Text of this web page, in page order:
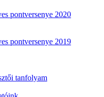
pontversenye 2020
pontversenye 2019
tanfolyam